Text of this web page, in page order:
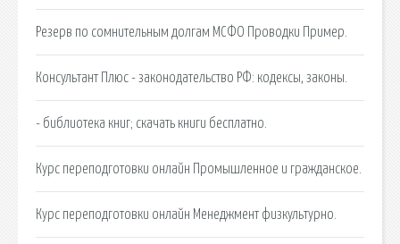
Резерв по сомнительным долгам МСФО Проводки Пример.
Консультант Плюс - законодательство РФ: кодексы, законы.
- библиотека книг; скачать книги бесплатно.
Курс переподготовки онлайн Промышленное и гражданское.
Курс переподготовки онлайн Менеджмент физкультурно.